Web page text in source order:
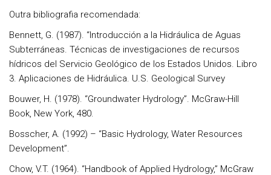
Outra bibliografia recomendada:
Bennett, G. (1987). “Introducción a la Hidráulica de Aguas
Subterráneas. Técnicas de investigaciones de recursos
hídricos del Servicio Geológico de los Estados Unidos. Libro
3. Aplicaciones de Hidráulica. U.S. Geological Survey
Bouwer, H. (1978). “Groundwater Hydrology”. McGraw-Hill
Book, New York, 480.
Bosscher, A. (1992) – “Basic Hydrology, Water Resources
Development”.
Chow, V.T. (1964). “Handbook of Applied Hydrology,” McGraw